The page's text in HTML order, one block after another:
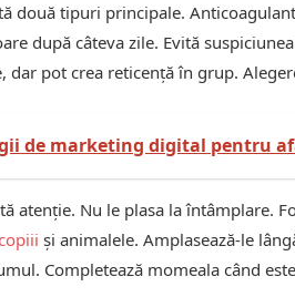
două tipuri principale.
după câteva zile. Evită
dar pot crea reticență în grup.
de marketing digital pentru
atenție. Nu le plasa la întâmplare.
copiii și animalele. Amplasează-le
Completează momeala când